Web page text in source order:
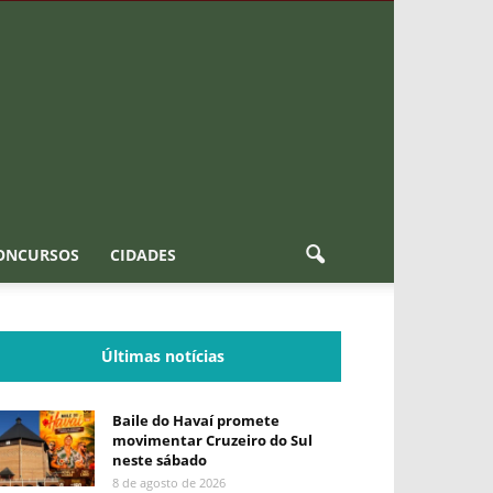
CIDADES
Últimas notícias
Baile do Havaí promete
movimentar Cruzeiro do Sul
neste sábado
8 de agosto de 2026